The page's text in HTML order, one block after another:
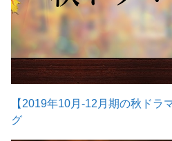
【2019年10月-12月期の秋ドラ
グ